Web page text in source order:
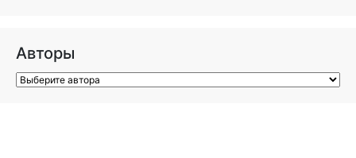
Авторы